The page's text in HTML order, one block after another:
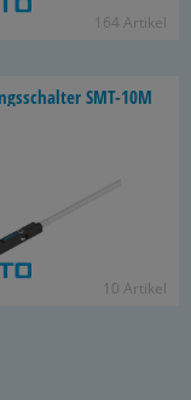
164 Ar­ti­kel
SMT-​10M
10 Ar­ti­kel